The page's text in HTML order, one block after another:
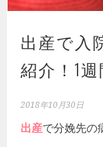
出産で入
紹介！1
2018年10月30日
出産で分娩先の